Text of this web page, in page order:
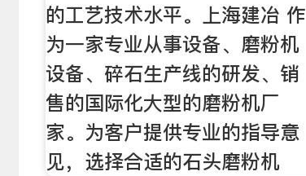
的工艺技术水平。上海建冶 作
为一家专业从事设备、磨粉机
设备、碎石生产线的研发、销
售的国际化大型的磨粉机厂
家。为客户提供专业的指导意
见，选择合适的石头磨粉机